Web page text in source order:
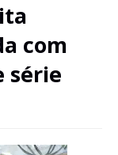
com
série